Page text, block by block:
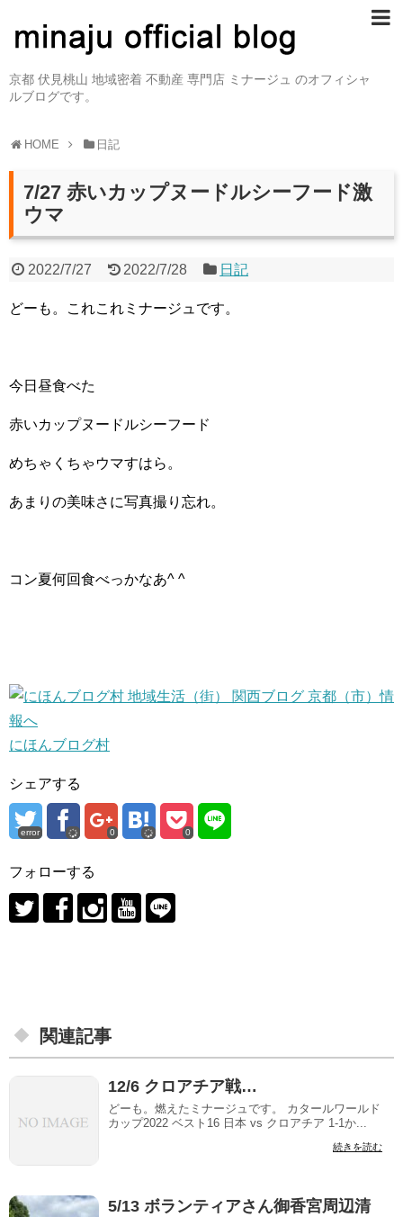
京都 伏見桃山 地域密着 不動産 専門店 ミナージュ のオフィシャ
ルブログです。
HOME 日記
7/27 赤いカップヌードルシーフード激
ウマ
2022/7/27 2022/7/28 日記
どーも。これこれミナージュです。
今日昼食べた
赤いカップヌードルシーフード
めちゃくちゃウマすはら。
あまりの美味さに写真撮り忘れ。
コン夏何回食べっかなあ^ ^
にほんブログ村
シェアする
error 0 0
フォローする
関連記事
12/6 クロアチア戦…
どーも。燃えたミナージュです。 カタールワールド
カップ2022 ベスト16 日本 vs クロアチア 1-1か...
続きを読む
5/13 ボランティアさん御香宮周辺清